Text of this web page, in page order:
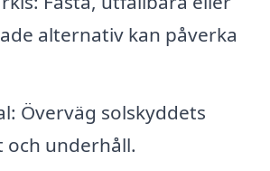
alternativ kan påverka
Överväg solskyddets
och underhåll.